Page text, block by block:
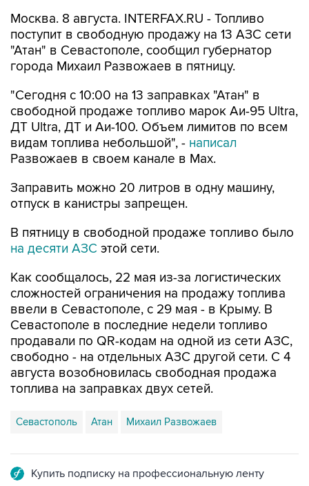
Москва. 8 августа. INTERFAX.RU - Топливо
поступит в свободную продажу на 13 АЗС сети
"Атан" в Севастополе, сообщил губернатор
города Михаил Развожаев в пятницу.
"Сегодня с 10:00 на 13 заправках "Атан" в
свободной продаже топливо марок Аи-95 Ultra,
ДТ Ultra, ДТ и Аи-100. Объем лимитов по всем
видам топлива небольшой", - написал
Развожаев в своем канале в Max.
Заправить можно 20 литров в одну машину,
отпуск в канистры запрещен.
В пятницу в свободной продаже топливо было
на десяти АЗС этой сети.
Как сообщалось, 22 мая из-за логистических
сложностей ограничения на продажу топлива
ввели в Севастополе, с 29 мая - в Крыму. В
Севастополе в последние недели топливо
продавали по QR-кодам на одной из сети АЗС,
свободно - на отдельных АЗС другой сети. С 4
августа возобновилась свободная продажа
топлива на заправках двух сетей.
Севастополь Атан Михаил Развожаев
Купить подписку на профессиональную ленту